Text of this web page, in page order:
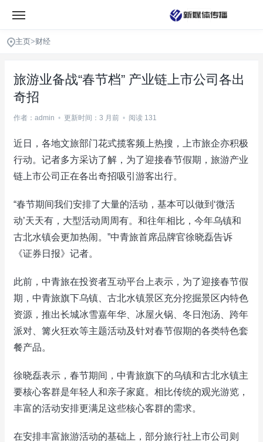
主页>财经
旅游业备战“春节档” 产业链上市公司各出
奇招
作者：admin • 更新时间：3 月前 • 阅读 131
近日，各地文旅部门花式揽客频上热搜，上市旅企亦积极
行动。记者多方采访了解，为了迎接春节假期，旅游产业
链上市公司正在各出奇招吸引游客出行。
“春节期间我们安排了大量的活动，基本可以做到‘微活
动’天天有，大型活动周周有。和往年相比，今年乌镇和
古北水镇会更加热闹。”中青旅首席品牌官徐晓磊告诉
《证券日报》记者。
此前，中青旅在投资者互动平台上表示，为了迎接春节假
期，中青旅旗下乌镇、古北水镇景区充分挖掘景区内特色
资源，推出长城冰雪嘉年华、冰屋火锅、冬日泡汤、跨年
派对、篝火狂欢等主题活动及针对春节假期的各类特色套
餐产品。
徐晓磊表示，春节期间，中青旅旗下的乌镇和古北水镇主
要核心客群是年轻人和亲子家庭。相比传统的观光游览，
丰富的活动安排更满足这些核心客群的需求。
在安排丰富旅游活动的基础上，部分旅行社上市公司则